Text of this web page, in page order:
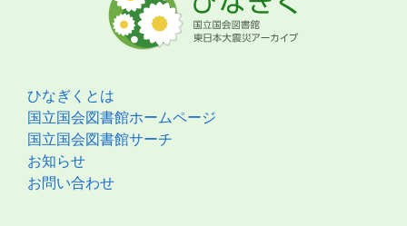
ひなぎくとは
国立国会図書館ホームページ
国立国会図書館サーチ
お知らせ
お問い合わせ